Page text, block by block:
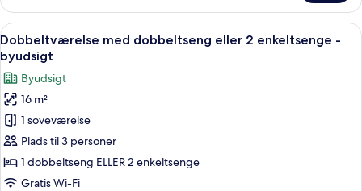
værelse
til
3
personer
byudsigt
Indlæs
alle
billeder
af
Dobbeltværelse
med
dobbeltseng
eller
2
Et hotelværelse med en stor seng,
7
Dobbeltværelse med dobbeltseng eller 2 enkeltsenge -
byudsigt
Byudsigt
16 m²
1 soveværelse
Plads til 3 personer
1 dobbeltseng ELLER 2 enkeltsenge
Gratis Wi-Fi